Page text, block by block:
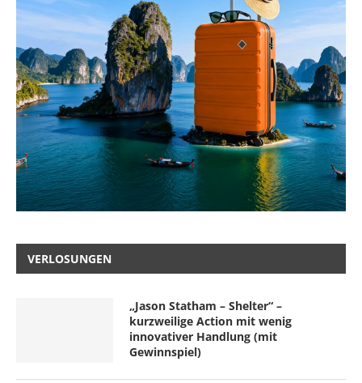
VERLOSUNGEN
„Jason Statham – Shelter“ –
kurzweilige Action mit wenig
innovativer Handlung (mit
Gewinnspiel)